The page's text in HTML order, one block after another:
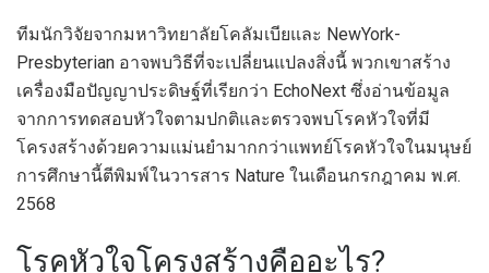
ทีมนักวิจัยจากมหาวิทยาลัยโคลัมเบียและ NewYork-
Presbyterian อาจพบวิธีที่จะเปลี่ยนแปลงสิ่งนี้ พวกเขาสร้าง
เครื่องมือปัญญาประดิษฐ์ที่เรียกว่า EchoNext ซึ่งอ่านข้อมูล
จากการทดสอบหัวใจตามปกติและตรวจพบโรคหัวใจที่มี
โครงสร้างด้วยความแม่นยำมากกว่าแพทย์โรคหัวใจในมนุษย์
การศึกษานี้ตีพิมพ์ในวารสาร Nature ในเดือนกรกฎาคม พ.ศ.
2568
โรคหัวใจโครงสร้างคืออะไร?